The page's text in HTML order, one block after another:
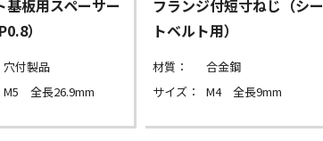
基板用スペーサー
）
穴付製品
M5 全長26.9mm
フランジ付短寸ねじ（シー
トベルト用）
材質：
合金鋼
サイズ：
M4 全長9mm